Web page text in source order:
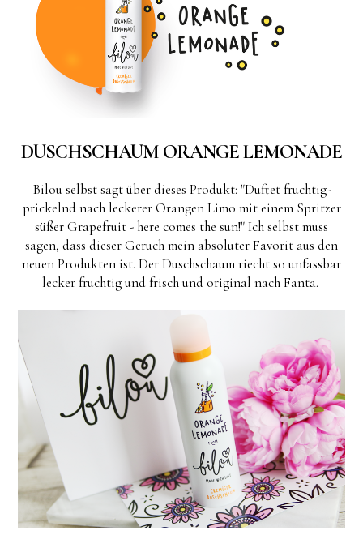
DUSCHSCHAUM ORANGE LEMONADE
Bilou selbst sagt über dieses Produkt: "Duftet fruchtig-
prickelnd nach leckerer Orangen Limo mit einem Spritzer
süßer Grapefruit - here comes the sun!" Ich selbst muss
sagen, dass dieser Geruch mein absoluter Favorit aus den
neuen Produkten ist. Der Duschschaum riecht so unfassbar
lecker fruchtig und frisch und original nach Fanta.